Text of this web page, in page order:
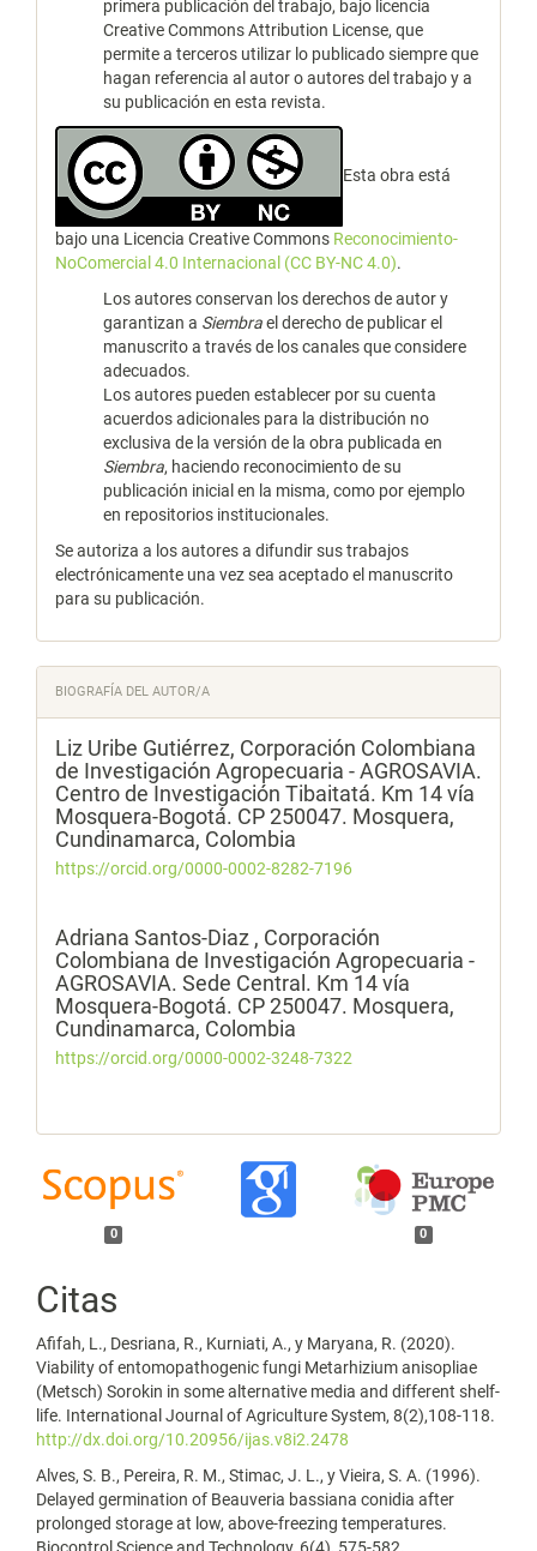
primera publicación del trabajo, bajo licencia
Creative Commons Attribution License, que
permite a terceros utilizar lo publicado siempre que
hagan referencia al autor o autores del trabajo y a
su publicación en esta revista.
Esta obra está
bajo una Licencia Creative Commons Reconocimiento-
NoComercial 4.0 Internacional (CC BY-NC 4.0).
Los autores conservan los derechos de autor y
garantizan a Siembrael derecho de publicar el
manuscrito a través de los canales que considere
adecuados.
Los autores pueden establecer por su cuenta
acuerdos adicionales para la distribución no
exclusiva de la versión de la obra publicada en
Siembra, haciendo reconocimiento de su
publicación inicial en la misma, como por ejemplo
en repositorios institucionales.
Se autoriza a los autores a difundir sus trabajos
electrónicamente una vez sea aceptado el manuscrito
para su publicación.
BIOGRAFÍA DEL AUTOR/A
Liz Uribe Gutiérrez, Corporación Colombiana
de Investigación Agropecuaria - AGROSAVIA.
Centro de Investigación Tibaitatá. Km 14 vía
Mosquera-Bogotá. CP 250047. Mosquera,
Cundinamarca, Colombia
https://orcid.org/0000-0002-8282-7196
Adriana Santos-Diaz , Corporación
Colombiana de Investigación Agropecuaria -
AGROSAVIA. Sede Central. Km 14 vía
Mosquera-Bogotá. CP 250047. Mosquera,
Cundinamarca, Colombia
https://orcid.org/0000-0002-3248-7322
0 0
Citas
Afifah, L., Desriana, R., Kurniati, A., y Maryana, R. (2020).
Viability of entomopathogenic fungi Metarhizium anisopliae
(Metsch) Sorokin in some alternative media and different shelf-
life. International Journal of Agriculture System, 8(2),108-118.
http://dx.doi.org/10.20956/ijas.v8i2.2478
Alves, S. B., Pereira, R. M., Stimac, J. L., y Vieira, S. A. (1996).
Delayed germination of Beauveria bassiana conidia after
prolonged storage at low, above-freezing temperatures.